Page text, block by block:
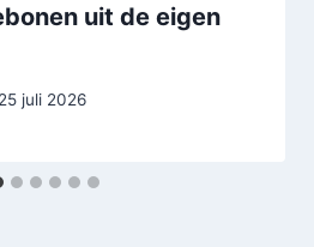
uit de eigen
25 juli 2026